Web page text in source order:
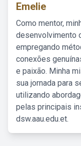
Emelie
Como mentor,
desenvolvimento
empregando
conexões
e paixão. Minha
sua jornada para
utilizando
pelas principais
dsw.aau.edu.et.